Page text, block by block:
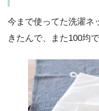
今まで使ってた洗濯ネ
きたんで、また100均